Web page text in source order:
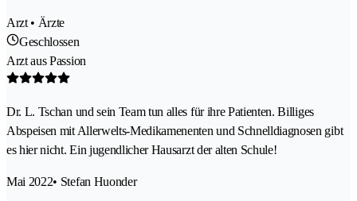
Arzt • Ärzte
Geschlossen
Arzt aus Passion
Dr. L. Tschan und sein Team tun alles für ihre Patienten. Billiges
Abspeisen mit Allerwelts-Medikamenenten und Schnelldiagnosen gibt
es hier nicht. Ein jugendlicher Hausarzt der alten Schule!
Mai 2022• Stefan Huonder